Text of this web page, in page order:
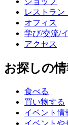
レストラン
オフィス
学び/交流/
アクセス
お探しの
食べる
買い物する
イベント情
イベントや